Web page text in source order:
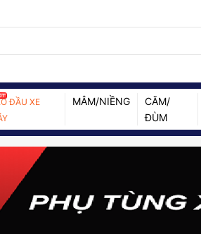
ĐẦU XE
MÂM/NIỀNG
CĂM/
ĐÙM